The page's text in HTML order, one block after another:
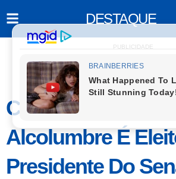
DESTAQUE
PUBLICIDADE
Com 73 Votos, Davi
Alcolumbre É
Presidente Do